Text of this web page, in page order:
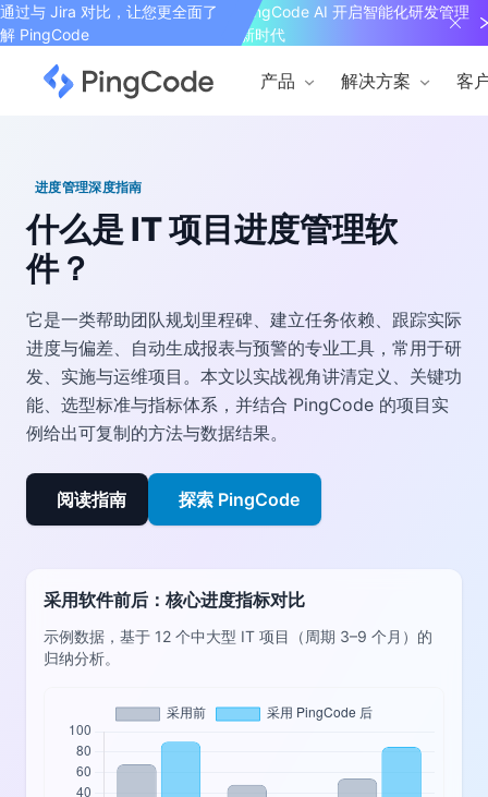
通过与 Jira 对比，让您更全面了
解 PingCode
PingCode AI 开启智能化研发管理
新时代
产品 解决方案 客
进度管理深度指南
什么是 IT 项目进度管理软
件？
它是一类帮助团队规划里程碑、建立任务依赖、跟踪实际
进度与偏差、自动生成报表与预警的专业工具，常用于研
发、实施与运维项目。本文以实战视角讲清定义、关键功
能、选型标准与指标体系，并结合 PingCode 的项目实
例给出可复制的方法与数据结果。
阅读指南 探索 PingCode
采用软件前后：核心进度指标对比
示例数据，基于 12 个中大型 IT 项目（周期 3–9 个月）的
归纳分析。